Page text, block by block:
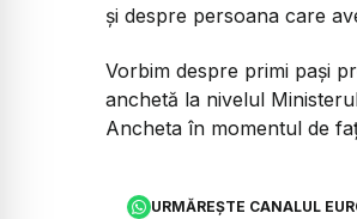
și despre persoana care
Vorbim despre primi pași
anchetă la nivelul
Ancheta în momentul de
URMĂREȘTE CANALUL